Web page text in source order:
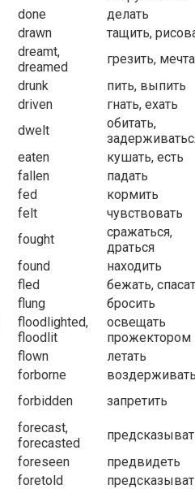
done
делать
drawn
тащить,
dreamt,
dreamed
грезить,
drunk
пить, выпить
driven
гнать, ехать
dwelt
обитать,
eaten
кушать, есть
fallen
падать
fed
кормить
felt
чувствовать
fought
сражаться,
драться
found
находить
fled
бежать,
flung
бросить
floodlighted,
floodlit
освещать
прожектором
flown
летать
forborne
forbidden запретить
forecast,
forecasted
foreseen
предвидеть
foretold